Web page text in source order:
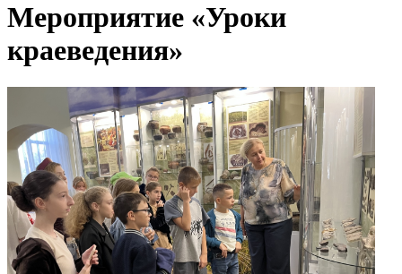
Мероприятие «Уроки
краеведения»